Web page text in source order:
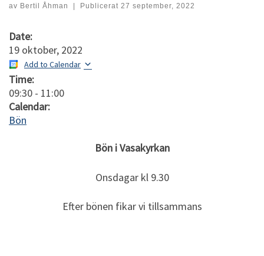
av Bertil Åhman | Publicerat 27 september, 2022
Date:
19 oktober, 2022
Add to Calendar
Time:
09:30 - 11:00
Calendar:
Bön
Bön i Vasakyrkan
Onsdagar kl 9.30
Efter bönen fikar vi tillsammans